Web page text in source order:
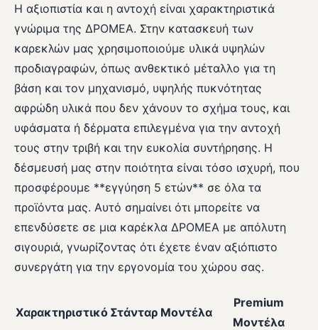
Η αξιοπιστία και η αντοχή είναι χαρακτηριστικά
γνώριμα της ΔΡΟΜΕΑ. Στην κατασκευή των
καρεκλών μας χρησιμοποιούμε υλικά υψηλών
προδιαγραφών, όπως ανθεκτικό μέταλλο για τη
βάση και τον μηχανισμό, υψηλής πυκνότητας
αφρώδη υλικά που δεν χάνουν το σχήμα τους, και
υφάσματα ή δέρματα επιλεγμένα για την αντοχή
τους στην τριβή και την ευκολία συντήρησης. Η
δέσμευσή μας στην ποιότητα είναι τόσο ισχυρή, που
προσφέρουμε **εγγύηση 5 ετών** σε όλα τα
προϊόντα μας. Αυτό σημαίνει ότι μπορείτε να
επενδύσετε σε μια καρέκλα ΔΡΟΜΕΑ με απόλυτη
σιγουριά, γνωρίζοντας ότι έχετε έναν αξιόπιστο
συνεργάτη για την εργονομία του χώρου σας.
Χαρακτηριστικό Στάνταρ Μοντέλα
Premium
Μοντέλα